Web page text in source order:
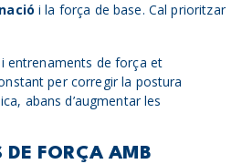
i la força de base. Cal prioritzar
entrenaments de força et
per corregir la postura
abans d’augmentar les
DE FORÇA AMB